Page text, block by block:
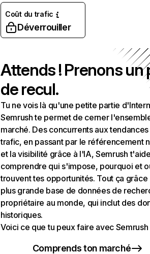
Coût du trafic
Déverrouiller
Attends ! Prenons un
de recul.
Tu ne vois là qu'une petite partie
Semrush te permet de cerner
marché. Des concurrents aux
trafic, en passant par le référencement
et la visibilité grâce à l'IA, Semrush
comprendre qui s'impose, pourquoi et
trouvent tes opportunités. Tout ça grâce
plus grande base de données de
propriétaire au monde, qui inclut des
historiques.
Voici ce que tu peux faire avec Semrush
Comprends ton marché